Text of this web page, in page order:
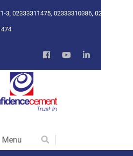
3, 02333311475, 02333310386, 02333318962
Menu